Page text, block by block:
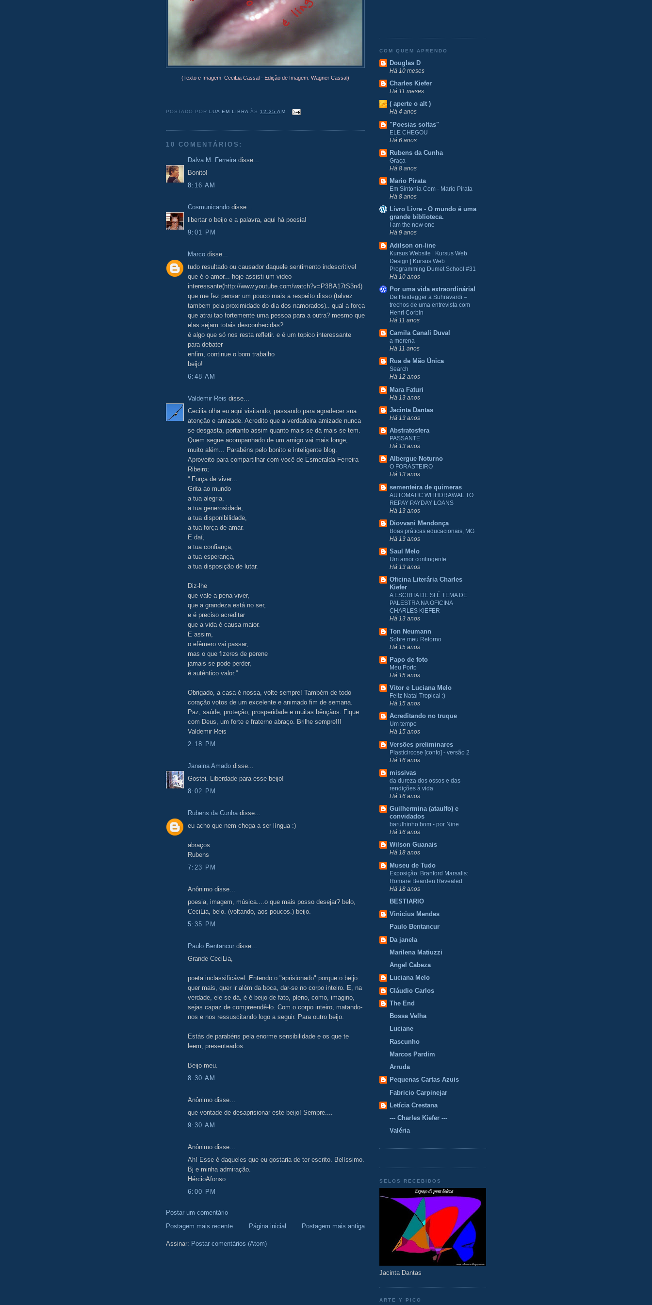
(Texto e Imagem: CeciLia Cassal - Edição de Imagem: Wagner Cassal)
POSTADO POR LUA EM LIBRA ÀS 12:35 AM
10 COMENTÁRIOS:
Dalva M. Ferreira disse...
Bonito!
8:16 AM
Cosmunicando disse...
libertar o beijo e a palavra, aqui há poesia!
9:01 PM
Marco disse...
tudo resultado ou causador daquele sentimento indescritivel
que é o amor... hoje assisti um video
interessante(http://www.youtube.com/watch?v=P3BA17tS3n4)
que me fez pensar um pouco mais a respeito disso (talvez
tambem pela proximidade do dia dos namorados).. qual a força
que atrai tao fortemente uma pessoa para a outra? mesmo que
elas sejam totais desconhecidas?
é algo que só nos resta refletir. e é um topico interessante
para debater
enfim, continue o bom trabalho
beijo!
6:48 AM
Valdemir Reis disse...
Cecilia olha eu aqui visitando, passando para agradecer sua
atenção e amizade. Acredito que a verdadeira amizade nunca
se desgasta, portanto assim quanto mais se dá mais se tem.
Quem segue acompanhado de um amigo vai mais longe,
muito além... Parabéns pelo bonito e inteligente blog.
Aproveito para compartilhar com você de Esmeralda Ferreira
Ribeiro;
“ Força de viver...
Grita ao mundo
a tua alegria,
a tua generosidade,
a tua disponibilidade,
a tua força de amar.
E daí,
a tua confiança,
a tua esperança,
a tua disposição de lutar.
Diz-lhe
que vale a pena viver,
que a grandeza está no ser,
e é preciso acreditar
que a vida é causa maior.
E assim,
o efêmero vai passar,
mas o que fizeres de perene
jamais se pode perder,
é autêntico valor.”
Obrigado, a casa é nossa, volte sempre! Também de todo
coração votos de um excelente e animado fim de semana.
Paz, saúde, proteção, prosperidade e muitas bênçãos. Fique
com Deus, um forte e fraterno abraço. Brilhe sempre!!!
Valdemir Reis
2:18 PM
Janaina Amado disse...
Gostei. Liberdade para esse beijo!
8:02 PM
Rubens da Cunha disse...
eu acho que nem chega a ser língua :)
abraços
Rubens
7:23 PM
Anônimo disse...
poesia, imagem, música....o que mais posso desejar? belo,
CeciLia, belo. (voltando, aos poucos.) beijo.
5:35 PM
Paulo Bentancur disse...
Grande CeciLia,
poeta inclassificável. Entendo o "aprisionado" porque o beijo
quer mais, quer ir além da boca, dar-se no corpo inteiro. E, na
verdade, ele se dá, é é beijo de fato, pleno, como, imagino,
sejas capaz de compreendê-lo. Com o corpo inteiro, matando-
nos e nos ressuscitando logo a seguir. Para outro beijo.
Estás de parabéns pela enorme sensibilidade e os que te
leem, presenteados.
Beijo meu.
8:30 AM
Anônimo disse...
que vontade de desaprisionar este beijo! Sempre....
9:30 AM
Anônimo disse...
Ah! Esse é daqueles que eu gostaria de ter escrito. Belíssimo.
Bj e minha admiração.
HércioAfonso
6:00 PM
Postar um comentário
Postagem mais recente
Postagem mais antiga
Página inicial
Assinar: Postar comentários (Atom)
COM QUEM APRENDO
Douglas D
Há 10 meses
Charles Kiefer
Há 11 meses
( aperte o alt )
Há 4 anos
"Poesias soltas"
ELE CHEGOU
Há 6 anos
Rubens da Cunha
Graça
Há 8 anos
Mario Pirata
Em Sintonia Com - Mario Pirata
Há 8 anos
Livro Livre - O mundo é uma
grande biblioteca.
I am the new one
Há 9 anos
Adilson on-line
Kursus Website | Kursus Web
Design | Kursus Web
Programming Dumet School #31
Há 10 anos
Por uma vida extraordinária!
De Heidegger a Suhravardi –
trechos de uma entrevista com
Henri Corbin
Há 11 anos
Camila Canali Duval
a morena
Há 11 anos
Rua de Mão Única
Search
Há 12 anos
Mara Faturi
Há 13 anos
Jacinta Dantas
Há 13 anos
Abstratosfera
PASSANTE
Há 13 anos
Albergue Noturno
O FORASTEIRO
Há 13 anos
sementeira de quimeras
AUTOMATIC WITHDRAWAL TO
REPAY PAYDAY LOANS
Há 13 anos
Diovvani Mendonça
Boas práticas educacionais, MG
Há 13 anos
Saul Melo
Um amor contingente
Há 13 anos
Oficina Literária Charles
Kiefer
A ESCRITA DE SI É TEMA DE
PALESTRA NA OFICINA
CHARLES KIEFER
Há 13 anos
Ton Neumann
Sobre meu Retorno
Há 15 anos
Papo de foto
Meu Porto
Há 15 anos
Vitor e Luciana Melo
Feliz Natal Tropical :)
Há 15 anos
Acreditando no truque
Um tempo
Há 15 anos
Versões preliminares
Plasticircose [conto] - versão 2
Há 16 anos
missivas
da dureza dos ossos e das
rendições à vida
Há 16 anos
Guilhermina (ataulfo) e
convidados
barulhinho bom - por Nine
Há 16 anos
Wilson Guanais
Há 18 anos
Museu de Tudo
Exposição: Branford Marsalis:
Romare Bearden Revealed
Há 18 anos
BESTIARIO
Vinicius Mendes
Paulo Bentancur
Da janela
Marilena Matiuzzi
Angel Cabeza
Luciana Melo
Cláudio Carlos
The End
Bossa Velha
Luciane
Rascunho
Marcos Pardim
Arruda
Pequenas Cartas Azuis
Fabricio Carpinejar
Letícia Crestana
--- Charles Kiefer ---
Valéria
SELOS RECEBIDOS
Jacinta Dantas
ARTE Y PICO